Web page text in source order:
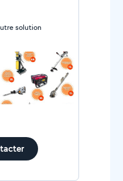
plus de 100
concurrence
sur
tous
nous LOCD
solution